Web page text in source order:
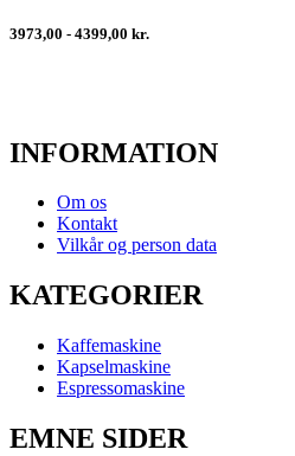
3973,00 - 4399,00 kr.
INFORMATION
Om os
Kontakt
Vilkår og person data
KATEGORIER
Kaffemaskine
Kapselmaskine
Espressomaskine
EMNE SIDER